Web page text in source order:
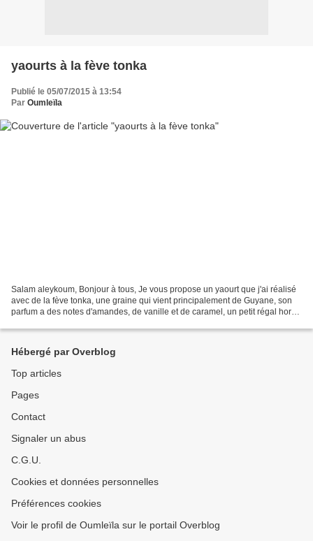
yaourts à la fève tonka
Publié le 05/07/2015 à 13:54
Par Oumleïla
Salam aleykoum, Bonjour à tous, Je vous propose un yaourt que j'ai réalisé
avec de la fève tonka, une graine qui vient principalement de Guyane, son
parfum a des notes d'amandes, de vanille et de caramel, un petit régal hors
Hébergé par Overblog
Top articles
Pages
Contact
Signaler un abus
C.G.U.
Cookies et données personnelles
Préférences cookies
Voir le profil de Oumleïla sur le portail Overblog